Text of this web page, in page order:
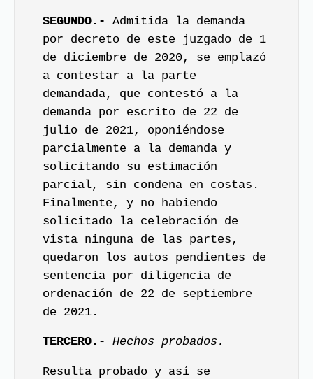
SEGUNDO.-
Admitida la demanda
por decreto de este juzgado de 1
de diciembre de 2020, se emplazó
a contestar a la parte
demandada, que contestó a la
demanda por escrito de 22 de
julio de 2021, oponiéndose
parcialmente a la demanda y
solicitando su estimación
parcial, sin condena en costas.
Finalmente, y no habiendo
solicitado la celebración de
vista ninguna de las partes,
quedaron los autos pendientes de
sentencia por diligencia de
ordenación de 22 de septiembre
de 2021.
TERCERO.- Hechos probados.
Resulta probado y así se